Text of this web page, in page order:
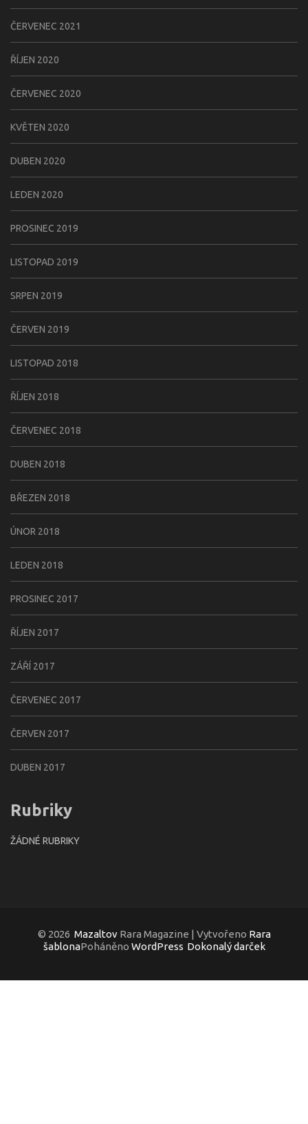
ČERVENEC 2021
ŘÍJEN 2020
ČERVENEC 2020
KVĚTEN 2020
DUBEN 2020
LEDEN 2020
PROSINEC 2019
LISTOPAD 2019
SRPEN 2019
ČERVEN 2019
LISTOPAD 2018
ŘÍJEN 2018
ČERVENEC 2018
DUBEN 2018
BŘEZEN 2018
ÚNOR 2018
LEDEN 2018
PROSINEC 2017
ŘÍJEN 2017
ZÁŘÍ 2017
ČERVENEC 2017
ČERVEN 2017
DUBEN 2017
Rubriky
ŽÁDNÉ RUBRIKY
© 2026 MazaltovRara Magazine | Vytvořeno Rara
šablonaPoháněno WordPress Dokonalý darček